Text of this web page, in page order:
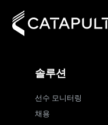
솔루션
선수 모니터링
채용